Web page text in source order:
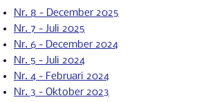
Nr. 8 - December 2025
Nr. 7 - Juli 2025
Nr. 6 - December 2024
Nr. 5 - Juli 2024
Nr. 4 - Februari 2024
Nr. 3 - Oktober 2023